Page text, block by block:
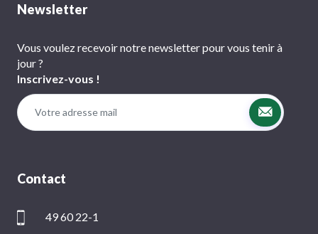
Newsletter
Vous voulez recevoir notre newsletter pour vous tenir à
jour ?
Inscrivez-vous !
Contact
49 60 22-1